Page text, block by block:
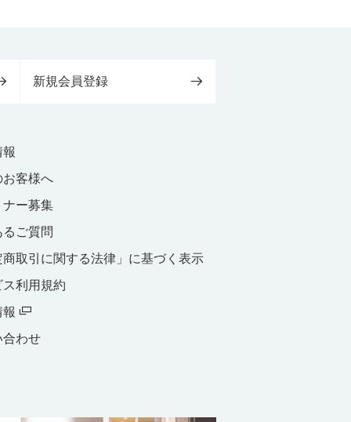
新規会員登録
お客様へ
ナー募集
るご質問
商取引に関する法律」に基づく表示
ス利用規約
合わせ